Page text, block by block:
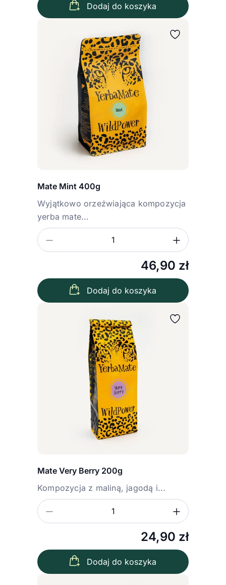
Dodaj do koszyka
Mate Mint 400g
Wyjątkowo orzeźwiająca kompozycja
yerba mate...
46,90 zł
Zmniejsz ilość
Dodaj do koszyka
Mate Very Berry 200g
Kompozycja z maliną, jagodą i...
24,90 zł
Zmniejsz ilość
Dodaj do koszyka